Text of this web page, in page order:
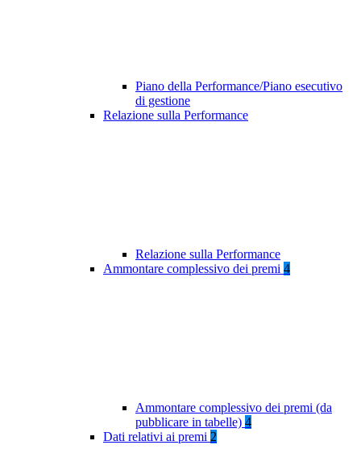
Piano della Performance/Piano esecutivo
di gestione
Relazione sulla Performance
Relazione sulla Performance
Ammontare complessivo dei premi 4
Ammontare complessivo dei premi (da
pubblicare in tabelle) 4
Dati relativi ai premi 2